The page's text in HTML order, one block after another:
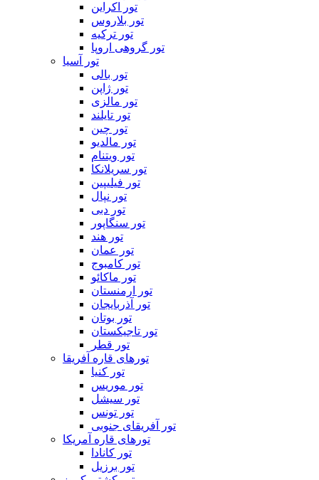
تور اکراین
تور بلاروس
تور ترکیه
تور گروهی اروپا
تور آسیا
تور بالی
تور ژاپن
تور مالزی
تور تایلند
تور چین
تور مالدیو
تور ویتنام
تور سریلانکا
تور فیلیپین
تور نپال
تور دبی
تور سنگاپور
تور هند
تور عمان
تور کامبوج
تور ماکائو
تور ارمنستان
تور آذربایجان
تور بوتان
تور تاجیکستان
تور قطر
تورهای قاره آفریقا
تور کنیا
تور موریس
تور سیشل
تور تونس
تور آفریقای جنوبی
تورهای قاره آمریکا
تور کانادا
تور برزیل